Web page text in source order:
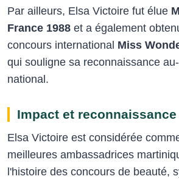
Par ailleurs, Elsa Victoire fut élue
France 1988 et a également
concours international Miss
qui souligne sa reconnaissance
national.
Impact et reconnaissance
Elsa Victoire est considérée
meilleures ambassadrices
l'histoire des concours de beauté,